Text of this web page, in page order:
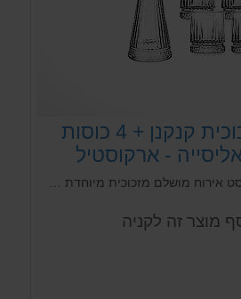
סט אירוח זכוכית קנקנן + 4 כוסות
- ארקוסטיל
מוצר זה לקניה